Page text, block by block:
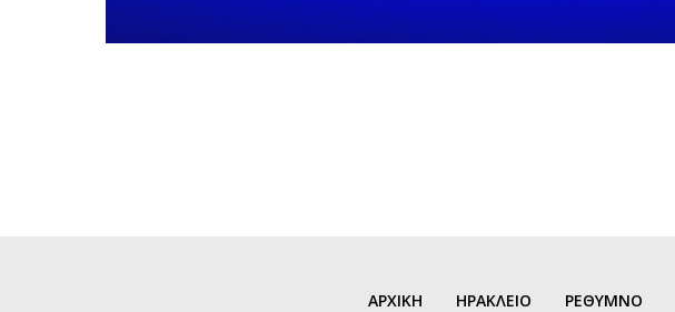
ΑΡΧΙΚΗ ΗΡΑΚΛΕΙΟ ΡΕΘΥΜΝΟ